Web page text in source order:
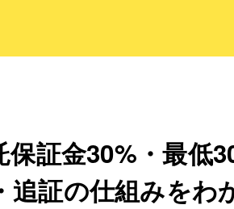
証金30%・最低
追証の仕組みをわ